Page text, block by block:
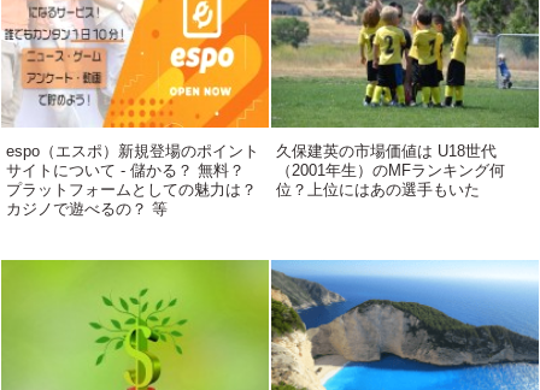
espo（エスポ）新規登場のポイント
サイトについて - 儲かる？ 無料？
プラットフォームとしての魅力は？
カジノで遊べるの？ 等
久保建英の市場価値は U18世代
（2001年生）のMFランキング何
位？上位にはあの選手もいた